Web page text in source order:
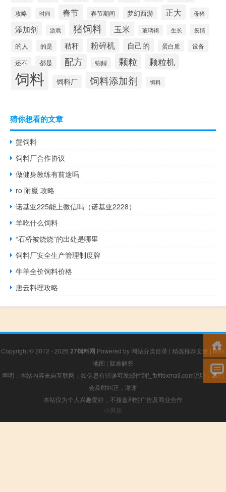
攻略 时间 春节 春节期间 梦幻西游 正大 母猪
添加剂 游戏 猪饲料 玉米 玻璃钢 生长 疫情
的人 的是 秸秆 粉碎机 自己的 蛋白质 设备
还不 都是 配方 锦鲤 颗粒 颗粒机
饲料 饲料厂 饲料添加剂 饵料
猜你想看的文章
蟹饲料
饲料厂合作协议
做健身教练有前途吗
ro 附魔 攻略
诺基亚225能上微信吗（诺基亚2228）
羊吃什么饲料
“石桥被烧烧”的出处是哪里
饲料厂安全生产管理制度牌
牛羊全价饲料价格
唐云料理攻略
Copyright © 2012 - 2026 27饲料网 Powered by 网站分类目录 | 精选推荐文章 | 网站
地图 | 疑难解答
声明：本站内容来自互联网，如信息有错误可发邮件到f_fb#foxmail.com说明，我们
会及时纠正，谢谢
本站仅为个人兴趣爱好，不接盈利性广告及商业合作
小男孩